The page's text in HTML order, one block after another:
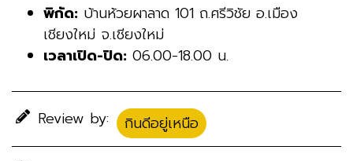
พิกัด: บ้านห้วยผาลาด 101 ถ.ศรีวิชัย อ.เมือง
เชียงใหม่ จ.เชียงใหม่
เวลาเปิด-ปิด: 06.00-18.00 น.
Review by: กินดีอยู่เหนือ